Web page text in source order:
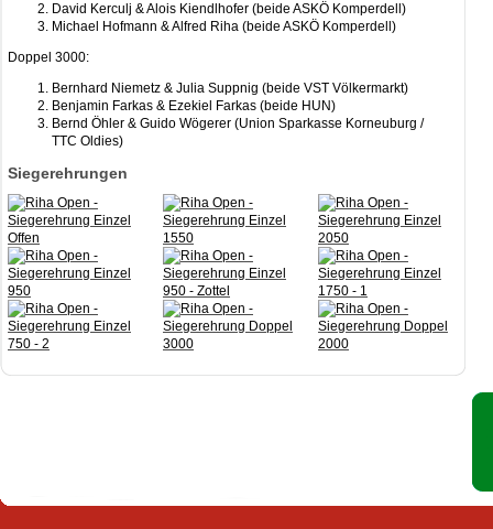
David Kerculj & Alois Kiendlhofer (beide ASKÖ Komperdell)
Michael Hofmann & Alfred Riha (beide ASKÖ Komperdell)
Doppel 3000:
Bernhard Niemetz & Julia Suppnig (beide VST Völkermarkt)
Benjamin Farkas & Ezekiel Farkas (beide HUN)
Bernd Öhler & Guido Wögerer (Union Sparkasse Korneuburg /
TTC Oldies)
Siegerehrungen